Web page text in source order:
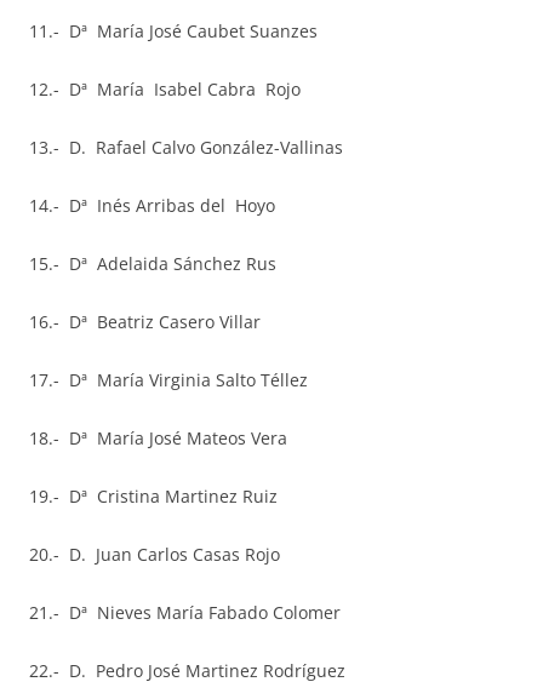
11.- Dª María José Caubet Suanzes
12.- Dª María Isabel Cabra Rojo
13.- D. Rafael Calvo González-Vallinas
14.- Dª Inés Arribas del Hoyo
15.- Dª Adelaida Sánchez Rus
16.- Dª Beatriz Casero Villar
17.- Dª María Virginia Salto Téllez
18.- Dª María José Mateos Vera
19.- Dª Cristina Martinez Ruiz
20.- D. Juan Carlos Casas Rojo
21.- Dª Nieves María Fabado Colomer
22.- D. Pedro José Martinez Rodríguez